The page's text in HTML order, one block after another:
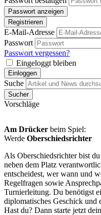
Passwort anzeigen
Registrieren
E-Mail-Adresse
Passwort
Passwort vergessen?
Eingeloggt bleiben
Einloggen
Suche
Sucher
Vorschläge
Am Drücker beim Spiel:
Werde Oberschiedsrichter
Als Oberschiedsrichter bist
neben dem Platz
entscheidest, wer wann und
Regelfragen sowie
Turnierleitung. Du benötigst
diplomatisches Geschick und
Hast du? Dann starte jetzt